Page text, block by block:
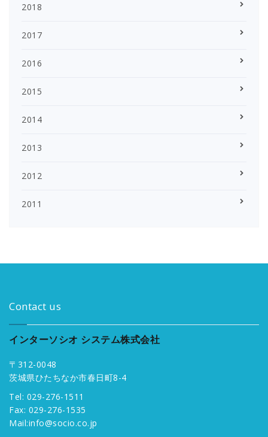
2018
2017
2016
2015
2014
2013
2012
2011
Contact us
インターソシオ システム株式会社
〒312-0048
茨城県ひたちなか市春日町8-4
Tel: 029-276-1511
Fax: 029-276-1535
Mail:info@socio.co.jp